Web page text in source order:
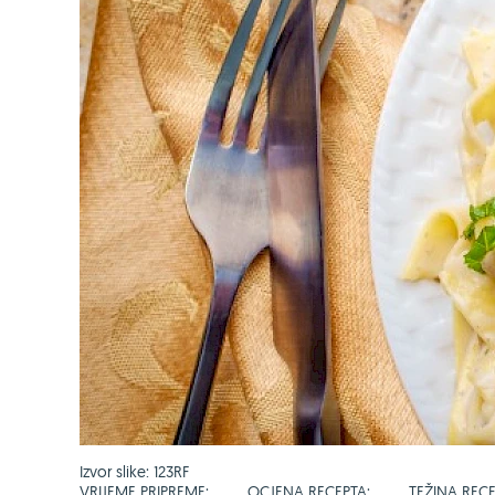
Izvor slike: 123RF